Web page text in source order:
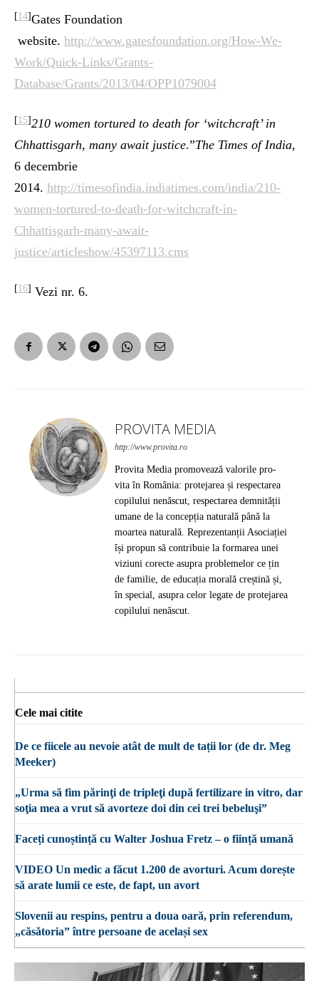
[14]Gates Foundation
website. http://www.gatesfoundation.org/How-We-
Work/Quick-Links/Grants-
Database/Grants/2013/04/OPP1079004
[15]210 women tortured to death for ‘witchcraft’ in
Chhattisgarh, many await justice.”The Times of India,
6 decembrie
2014. http://timesofindia.indiatimes.com/india/210-
women-tortured-to-death-for-witchcraft-in-
Chhattisgarh-many-await-
justice/articleshow/45397113.cms
[16] Vezi nr. 6.
PROVITA MEDIA
http://www.provita.ro
Provita Media promovează valorile pro-
vita în România: protejarea și respectarea
copilului nenăscut, respectarea demnității
umane de la concepția naturală până la
moartea naturală. Reprezentanții Asociației
își propun să contribuie la formarea unei
viziuni corecte asupra problemelor ce țin
de familie, de educația morală creștină și,
în special, asupra celor legate de protejarea
copilului nenăscut.
Cele mai citite
De ce fiicele au nevoie atât de mult de tații lor (de dr. Meg
Meeker)
„Urma să fim părinţi de tripleţi după fertilizare in vitro, dar
soţia mea a vrut să avorteze doi din cei trei bebeluşi”
Faceți cunoștință cu Walter Joshua Fretz – o ființă umană
VIDEO Un medic a făcut 1.200 de avorturi. Acum dorește
să arate lumii ce este, de fapt, un avort
Slovenii au respins, pentru a doua oară, prin referendum,
„căsătoria” între persoane de același sex